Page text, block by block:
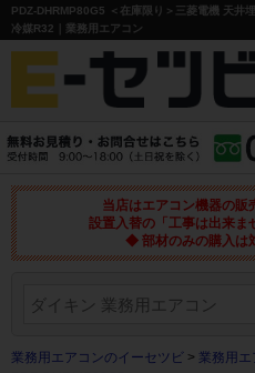
PDZ-DHRMP80G5 ＜在庫限り＞三菱電機 天井
冷媒R32｜業務用エアコン
当店はエアコン機器の販
設置入替の「工事は出来ま
◆ 部材のみの購入は
業務用エアコンのイーセツビ > 業務用エ